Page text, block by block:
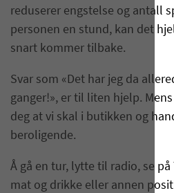
reduserer engstelse og antall
personen en stund, kan det
snart kommer tilbake.
Svar som «Det har jeg da
ganger!», er til liten hjelp.
deg at vi skal i butikken og
beroligende.
Å gå en tur, lytte til radio, se på
mat og drikke eller annen